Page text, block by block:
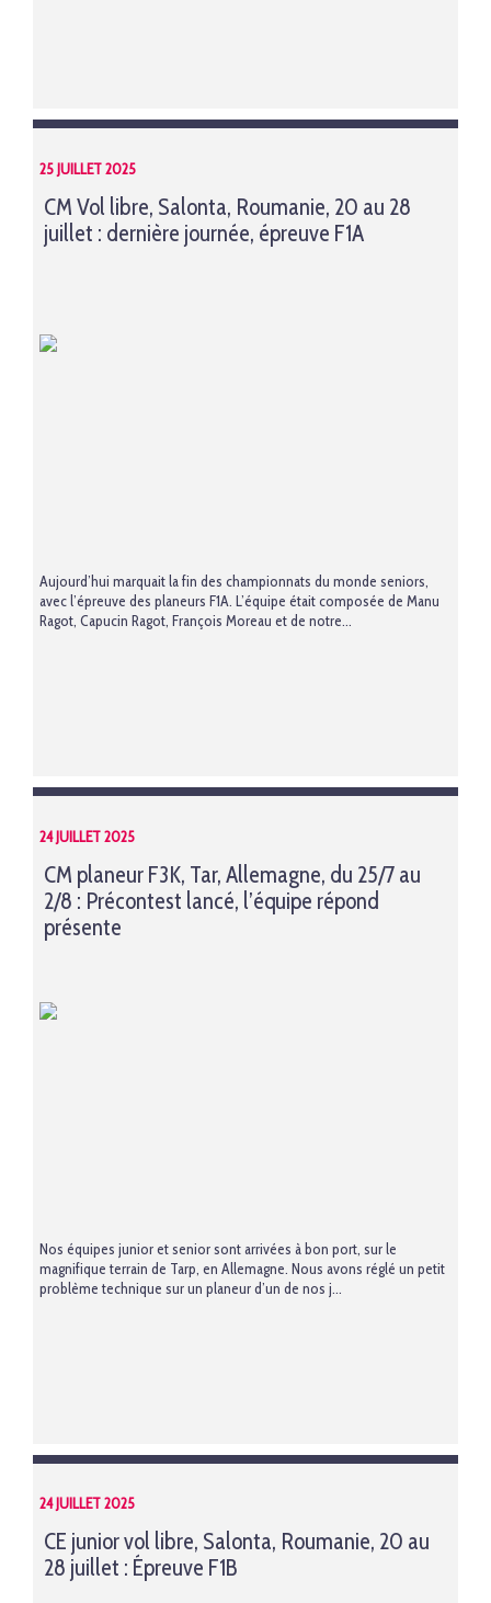
25 JUILLET 2025
CM Vol libre, Salonta, Roumanie, 20 au 28
juillet : dernière journée, épreuve F1A
Aujourd’hui marquait la fin des championnats du monde seniors,
avec l’épreuve des planeurs F1A. L’équipe était composée de Manu
Ragot, Capucin Ragot, François Moreau et de notre...
24 JUILLET 2025
CM planeur F3K, Tar, Allemagne, du 25/7 au
2/8 : Précontest lancé, l’équipe répond
présente
Nos équipes junior et senior sont arrivées à bon port, sur le
magnifique terrain de Tarp, en Allemagne. Nous avons réglé un petit
problème technique sur un planeur d’un de nos j...
24 JUILLET 2025
CE junior vol libre, Salonta, Roumanie, 20 au
28 juillet : Épreuve F1B